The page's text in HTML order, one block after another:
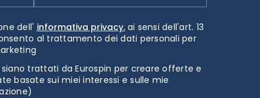
dell' informativa privacy.ai sensi dell'art. 13
al trattamento dei dati personali per
trattati da Eurospin per creare offerte e
basate sui miei interessi e sulle mie